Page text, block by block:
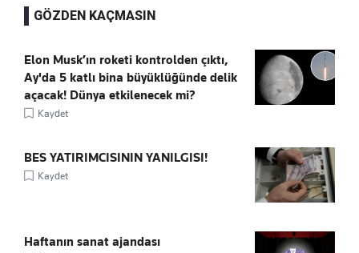
GÖZDEN KAÇMASIN
Elon Musk’ın roketi kontrolden çıktı,
Ay'da 5 katlı bina büyüklüğünde delik
açacak! Dünya etkilenecek mi?
Kaydet
BES YATIRIMCISININ YANILGISI!
Kaydet
Haftanın sanat ajandası